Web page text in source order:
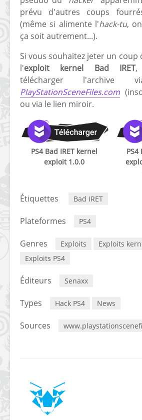
prévu d'autres coups
(même si alimente l'hack-tu,
ça soit autrement...).
Si vous souhaitez jeter un coup
l'exploit kernel Bad IRET,
télécharger
PlayStationSceneFiles.com
ou via le lien miroir.
PS4 Bad IRET kernel
exploit 1.0.0
PS4
Étiquettes Bad IRET
Plateformes PS4
Genres Exploits
Exploits
Exploits PS4
Éditeurs Senaxx
Types Hack PS4 News
Sources